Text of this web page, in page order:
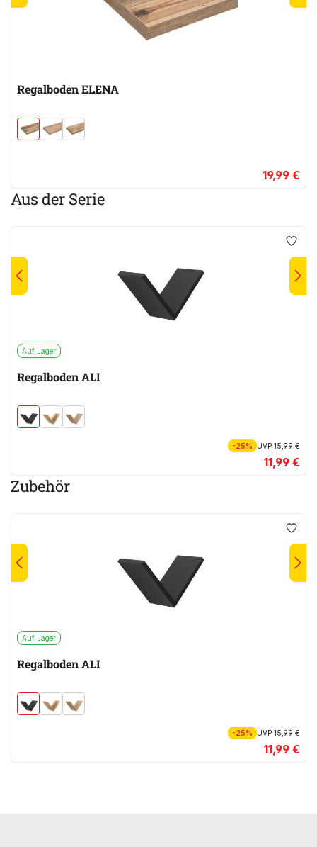
Regalboden ELENA
19,99 €
Aus der Serie
Auf Lager
Regalboden ALI
-25% UVP15,99 €
11,99 €
Zubehör
Auf Lager
Regalboden ALI
-25% UVP15,99 €
11,99 €